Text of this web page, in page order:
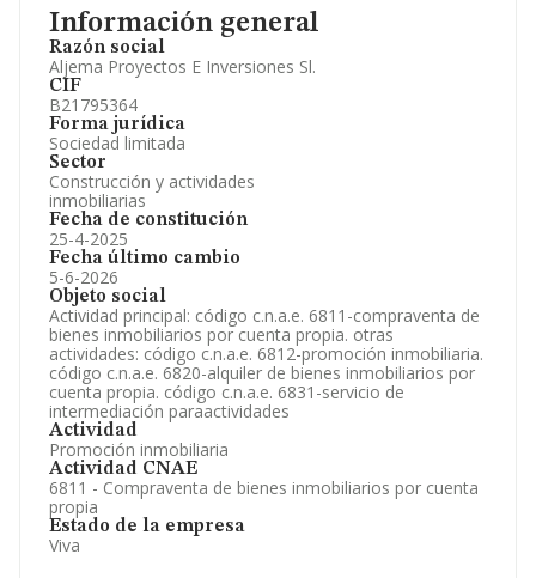
Información general
Razón social
Aljema Proyectos E Inversiones Sl.
CIF
B21795364
Forma jurídica
Sociedad limitada
Sector
Construcción y actividades
inmobiliarias
Fecha de constitución
25-4-2025
Fecha último cambio
5-6-2026
Objeto social
Actividad principal: código c.n.a.e. 6811-compraventa de
bienes inmobiliarios por cuenta propia. otras
actividades: código c.n.a.e. 6812-promoción inmobiliaria.
código c.n.a.e. 6820-alquiler de bienes inmobiliarios por
cuenta propia. código c.n.a.e. 6831-servicio de
intermediación paraactividades
Actividad
Promoción inmobiliaria
Actividad CNAE
6811 - Compraventa de bienes inmobiliarios por cuenta
propia
Estado de la empresa
Viva
Información oficial y registral complementaria.